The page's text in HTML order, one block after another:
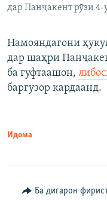
дар Панҷакент рӯзи
Намояндагони
дар шаҳри
ба гуфтаашон,
баргузор кардаанд.
Идома
Ба дигарон